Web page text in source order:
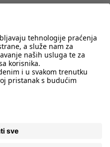
Novo
Koji mi parfem
odgovara?
Kako našminkati oči da
Kako ukloniti mitesere